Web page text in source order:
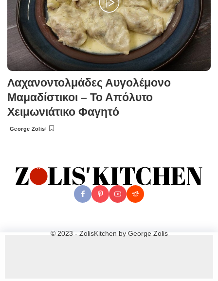
Λαχανοντολμάδες Αυγολέμονο
Μαμαδίστικοι – Το Απόλυτο
Χειμωνιάτικο Φαγητό
Posted
George Zolis
© 2023 - ZolisKitchen by George Zolis